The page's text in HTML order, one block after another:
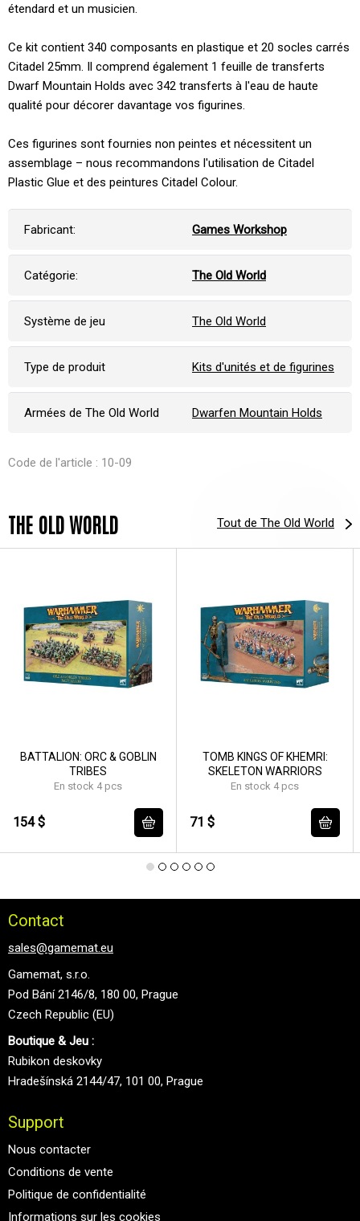
étendard et un musicien.
Ce kit contient 340 composants en plastique et 20 socles carrés
Citadel 25mm. Il comprend également 1 feuille de transferts
Dwarf Mountain Holds avec 342 transferts à l'eau de haute
qualité pour décorer davantage vos figurines.
Ces figurines sont fournies non peintes et nécessitent un
assemblage – nous recommandons l'utilisation de Citadel
Plastic Glue et des peintures Citadel Colour.
Fabricant: Games Workshop
Catégorie: The Old World
Système de jeu The Old World
Type de produit Kits d'unités et de figurines
Armées de The Old World Dwarfen Mountain Holds
Code de l'article : 10-09
THE OLD WORLD Tout de The Old World
BATTALION: ORC & GOBLIN
TRIBES
En stock 4 pcs
154 $
TOMB KINGS OF KHEMRI:
SKELETON WARRIORS
En stock 4 pcs
71 $
Contact
sales@gamemat.eu
Gamemat, s.r.o.
Pod Bání 2146/8, 180 00, Prague
Czech Republic (EU)
Boutique & Jeu :
Rubikon deskovky
Hradešínská 2144/47, 101 00, Prague
Support
Nous contacter
Conditions de vente
Politique de confidentialité
Informations sur les cookies